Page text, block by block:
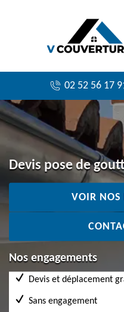
02 52 56 17
Devis pose de
VOIR NOS
Nos engagements
Devis et déplacement
Sans engagement